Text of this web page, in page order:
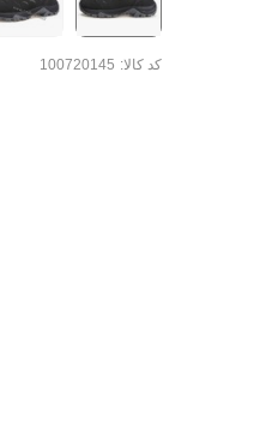
کد کالا: 100720145